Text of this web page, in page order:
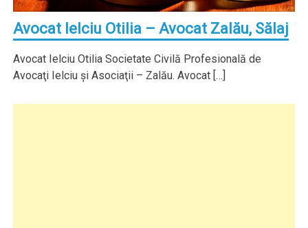
Avocat Ielciu Otilia – Avocat Zalău, Sălaj
Avocat Ielciu Otilia Societate Civilă Profesională de
Avocaţi Ielciu şi Asociaţii – Zalău. Avocat […]